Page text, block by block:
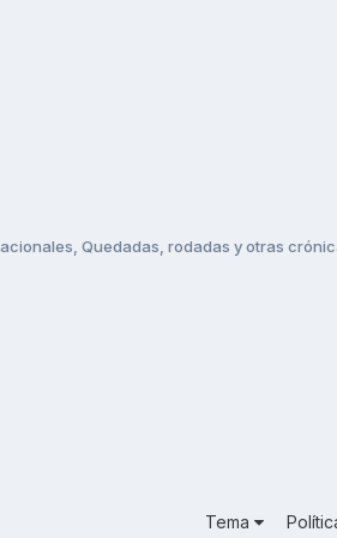
Quedadas, rodadas y otras
Tema